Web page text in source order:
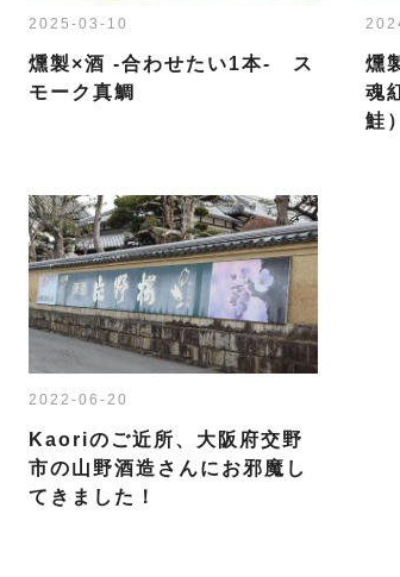
2025-03-10
燻製×酒 -合わせたい1本- ス
モーク真鯛
燻
魂
鮭）
2022-06-20
Kaoriのご近所、大阪府交野
市の山野酒造さんにお邪魔し
てきました！